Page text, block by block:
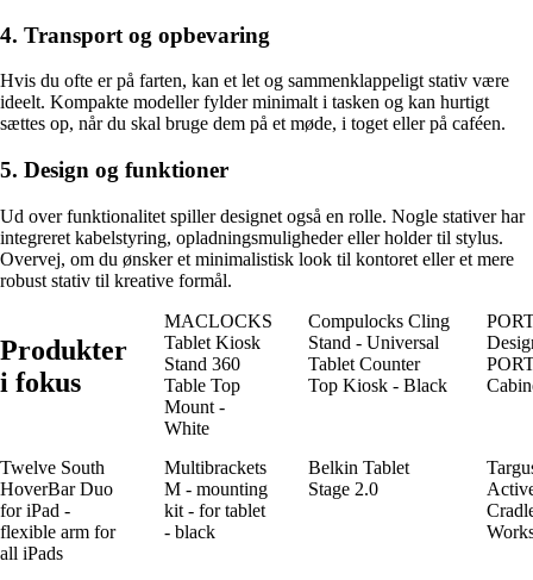
4. Transport og opbevaring
Hvis du ofte er på farten, kan et let og sammenklappeligt stativ være
ideelt. Kompakte modeller fylder minimalt i tasken og kan hurtigt
sættes op, når du skal bruge dem på et møde, i toget eller på caféen.
5. Design og funktioner
Ud over funktionalitet spiller designet også en rolle. Nogle stativer har
integreret kabelstyring, opladningsmuligheder eller holder til stylus.
Overvej, om du ønsker et minimalistisk look til kontoret eller et mere
robust stativ til kreative formål.
Produkter
i fokus
MACLOCKS
Tablet Kiosk
Stand 360
Table Top
Mount -
White
Compulocks Cling
Stand - Universal
Tablet Counter
Top Kiosk - Black
Twelve South
HoverBar Duo
for iPad -
flexible arm for
all iPads
Multibrackets
M - mounting
kit - for tablet
- black
Belkin Tablet
Stage 2.0